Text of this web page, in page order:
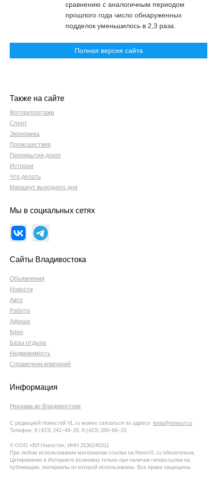
сравнению с аналогичным периодом
прошлого года число обнаруженных
подделок уменьшилось в 2,3 раза.
Полная версия сайта
Также на сайте
Фоторепортажи
Спорт
Экономика
Происшествия
Перекрытия дорог
Истории
Что делать
Маршрут выходного дня
Мы в социальных сетях
Сайты Владивостока
Объявления
Новости
Авто
Работа
Афиша
Кино
Базы отдыха
Недвижимость
Справочник компаний
Информация
Реклама во Владивостоке
С редакцией Новостей VL.ru можно связаться по адресу: lenta@newsvl.ru
Телефон: 8 (423) 241−49−26, 8 (423) 280−66−15
© ООО «ВЛ Новости», ИНН 2536240311
При любом использовании материалов ссылка на NewsVL.ru обязательна.
Цитирование в Интернете возможно только при наличии гиперссылки на
публикацию, материалы из которой использованы. Все права защищены.